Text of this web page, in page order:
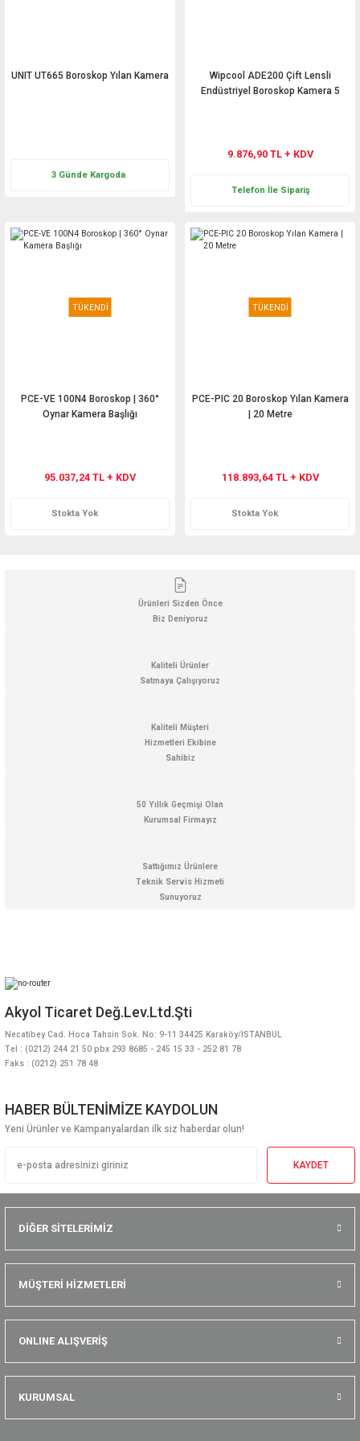
UNIT UT665 Boroskop Yılan Kamera
3 Günde Kargoda
Wipcool ADE200 Çift Lensli
Endüstriyel Boroskop Kamera 5
9.876,90 TL + KDV
Telefon İle Sipariş
TÜKENDİ
PCE-VE 100N4 Boroskop | 360°
Oynar Kamera Başlığı
95.037,24 TL + KDV
Stokta Yok
TÜKENDİ
PCE-PIC 20 Boroskop Yılan Kamera
| 20 Metre
118.893,64 TL + KDV
Stokta Yok
Ürünleri Sizden Önce
Biz Deniyoruz
Kaliteli Ürünler
Satmaya Çalışıyoruz
Kaliteli Müşteri
Hizmetleri Ekibine
Sahibiz
50 Yıllık Geçmişi Olan
Kurumsal Firmayız
Sattığımız Ürünlere
Teknik Servis Hizmeti
Sunuyoruz
Akyol Ticaret Değ.Lev.Ltd.Şti
Necatibey Cad. Hoca Tahsin Sok. No: 9-11 34425 Karaköy/İSTANBUL
Tel : (0212) 244 21 50 pbx 293 8685 - 245 15 33 - 252 81 78
Faks : (0212) 251 78 48
HABER BÜLTENİMİZE KAYDOLUN
Yeni Ürünler ve Kampanyalardan ilk siz haberdar olun!
KAYDET
DİĞER SİTELERİMİZ
MÜŞTERİ HİZMETLERİ
ONLINE ALIŞVERİŞ
KURUMSAL